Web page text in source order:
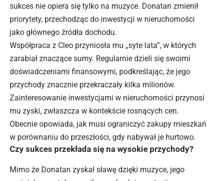
sukces nie opiera się tylko na muzyce. Donatan zmienił
priorytety, przechodząc do inwestycji w nieruchomości
jako głównego źródła dochodu.
Współpraca z Cleo przyniosła mu „syte lata”, w których
zarabiał znaczące sumy. Regularnie dzieli się swoimi
doświadczeniami finansowymi, podkreślając, że jego
przychody znacznie przekraczały kilka milionów.
Zainteresowanie inwestycjami w nieruchomości przynosi
mu zyski, zwłaszcza w kontekście rosnących cen.
Obecnie opowiada, jak musi ograniczyć zakupy mieszkań
w porównaniu do przeszłości, gdy nabywał je hurtowo.
Czy sukces przekłada się na wysokie przychody?
Mimo że Donatan zyskał sławę dzięki muzyce, jego